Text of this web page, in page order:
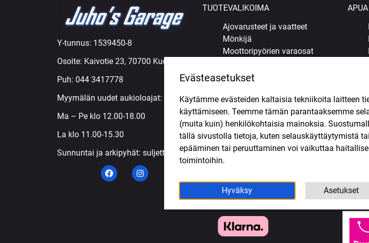
Y-tunnus: 1539450-8
Osoite: Kaivotie 23, 70700 Kuopio
Puh: 044 3417778
Myymälän uudet aukioloajat:
Ma – Pe klo 12.00-18.00
La klo 11.00-15.30
Sunnuntai ja arkipyhät: suljettu
TUOTEVALIKOIMA
Ajovarusteet ja vaatteet
Mönkijä
Moottoripyörien varaosat
Öljyt ja kemikaalit
Ruohonleikkureiden varaosat
Skoottereiden varaosat
Teollisuus
Työkalut
Evästeasetukset
Käytämme evästeiden kaltaisia tekniikoita laitteen
käyttämiseen. Teemme tämän parantaaksemme
(muita kuin) henkilökohtaisia mainoksia.
tällä sivustolla tietoja, kuten selauskäyttäytymistä
epääminen tai peruuttaminen voi vaikuttaa
toimintoihin.
Hyväksy Asetukset